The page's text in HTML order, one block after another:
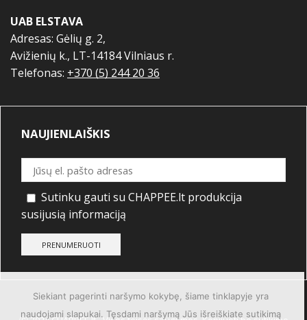
UAB ELSTAVA
Adresas: Gėlių g. 2,
Avižienių k., LT-14184 Vilniaus r.
Telefonas: +370 (5) 244 20 36
NAUJIENLAIŠKIS
Sutinku gauti su CHAPPEE.lt produkcija
susijusią informaciją
Siekiant pagerinti naršymo kokybę, šiame tinklapyje yra
naudojami slapukai. Tęsdami naršymą Jūs išreiškiate sutikimą